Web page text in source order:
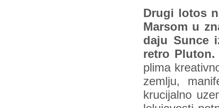
Drugi lotos
Marsom u
daju Sunce
retro Pluton.
plima
zemlju,
krucijalno